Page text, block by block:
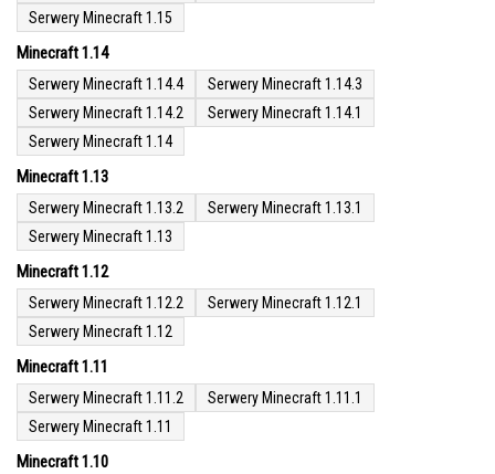
Serwery Minecraft 1.15
Minecraft 1.14
Serwery Minecraft 1.14.4
Serwery Minecraft 1.14.3
Serwery Minecraft 1.14.2
Serwery Minecraft 1.14.1
Serwery Minecraft 1.14
Minecraft 1.13
Serwery Minecraft 1.13.2
Serwery Minecraft 1.13.1
Serwery Minecraft 1.13
Minecraft 1.12
Serwery Minecraft 1.12.2
Serwery Minecraft 1.12.1
Serwery Minecraft 1.12
Minecraft 1.11
Serwery Minecraft 1.11.2
Serwery Minecraft 1.11.1
Serwery Minecraft 1.11
Minecraft 1.10